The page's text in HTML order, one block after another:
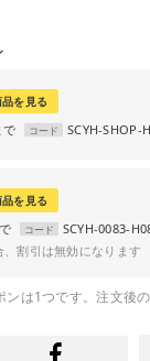
を見る
で コード SCYH-SHOP-
を見る
コード
SCYH-0083-
割引は無効になります
は1つです。注文後の